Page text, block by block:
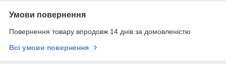
Умови повернення
Повернення товару впродовж 14 днів за домовленістю
Всі умови повернення